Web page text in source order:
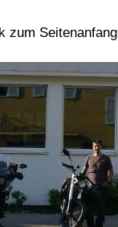
zum Seitenanfang